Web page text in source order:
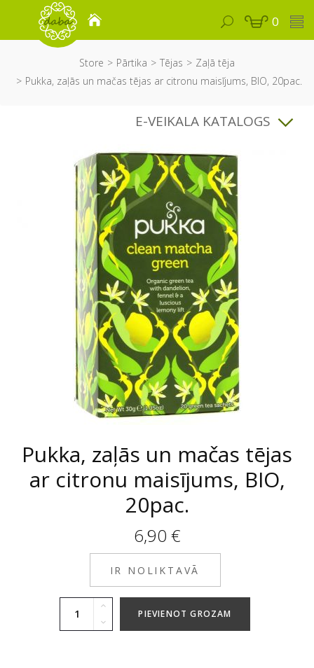
0
Store Pārtika Tējas
Zaļā tēja
Pukka, zaļās un mačas tējas ar citronu maisījums, BIO, 20pac.
E-VEIKALA KATALOGS
Pukka, zaļās un mačas tējas
ar citronu maisījums, BIO,
20pac.
6,90 €
IR NOLIKTAVĀ
PIEVIENOT GROZAM